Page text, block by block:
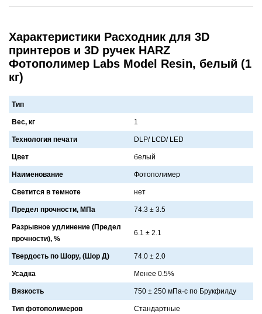
Характеристики Расходник для 3D
принтеров и 3D ручек HARZ
Фотополимер Labs Model Resin, белый (1
кг)
Тип
Вес, кг 1
Технология печати DLP/ LCD/ LED
Цвет белый
Наименование Фотополимер
Светится в темноте нет
Предел прочности, МПа 74.3 ± 3.5
Разрывное удлинение (Предел
прочности), %
6.1 ± 2.1
Твердость по Шору, (Шор Д) 74.0 ± 2.0
Усадка Менее 0.5%
Вязкость 750 ± 250 мПa·с по Брукфилду
Тип фотополимеров Стaндaртные